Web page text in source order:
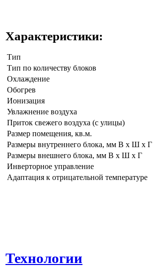
Характеристики:
Тип
Тип по количеству блоков
Охлаждение
Обогрев
Ионизация
Увлажнение воздуха
Приток свежего воздуха (с улицы)
Размер помещения, кв.м.
Размеры внутреннего блока, мм В х
Размеры внешнего блока, мм В х Ш х Г
Инверторное управление
Адаптация к отрицательной температуре
Технологии